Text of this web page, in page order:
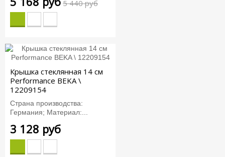
5 440 руб
Крышка стеклянная 14 см
Performance BEKA \
12209154
Страна производства:
Германия; Материал:...
3 128 руб